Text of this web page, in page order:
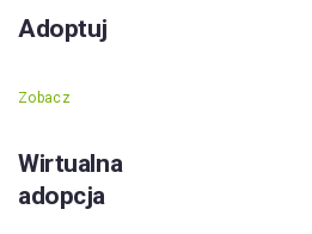
Adoptuj
Zobacz
Wirtualna
adopcja